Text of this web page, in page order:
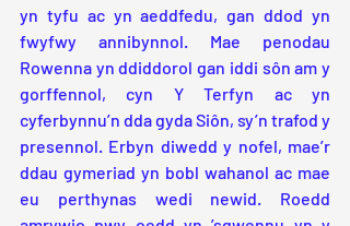
yn tyfu ac yn aeddfedu, gan ddod yn
fwyfwy annibynnol. Mae penodau
Rowenna yn ddiddorol gan iddi sôn am y
gorffennol, cyn Y Terfyn ac yn
cyferbynnu’n dda gyda Siôn, sy’n trafod y
presennol. Erbyn diwedd y nofel, mae’r
ddau gymeriad yn bobl wahanol ac mae
eu perthynas wedi newid. Roedd